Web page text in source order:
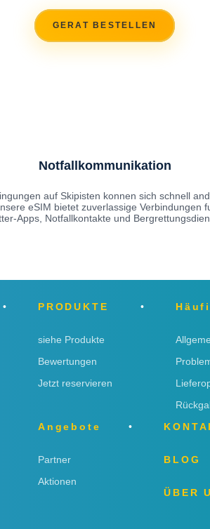
GERAT BESTELLEN
Notfallkommunikation
auf Skipisten konnen sich schnell
eSIM bietet zuverlassige Verbindungen
Apps, Notfallkontakte und
PRODUKTE
siehe Produkte
Bewertungen
Jetzt reservieren
Angebote
Partner
Aktionen
BLOG
ÜBER